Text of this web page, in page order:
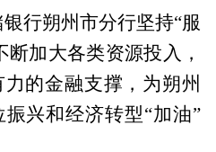
行朔州市分行坚持“服
加大各类资源投入，
的金融支撑，为朔州
兴和经济转型“加油”